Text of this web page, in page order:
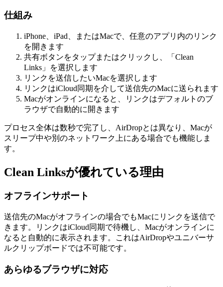
仕組み
iPhone、iPad、またはMacで、任意のアプリ内のリンク
を開きます
共有ボタンをタップまたはクリックし、「Clean
Links」を選択します
リンクを送信したいMacを選択します
リンクはiCloud同期を介して送信先のMacに送られます
Macがオンラインになると、リンクはデフォルトのブ
ラウザで自動的に開きます
プロセス全体は数秒で完了し、AirDropとは異なり、Macが
スリープ中や別のネットワーク上にある場合でも機能しま
す。
Clean Linksが優れている理由
オフラインサポート
送信先のMacがオフラインの場合でもMacにリンクを送信で
きます。リンクはiCloud同期で待機し、Macがオンラインに
なると自動的に表示されます。これはAirDropやユニバーサ
ルクリップボードでは不可能です。
あらゆるブラウザに対応